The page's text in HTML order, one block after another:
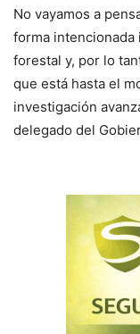
No vayamos a
forma intencionada
forestal y, por lo
que está hasta el
investigación
delegado del